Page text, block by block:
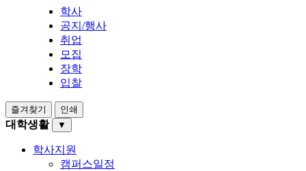
학사
공지/행사
취업
모집
장학
입찰
즐겨찾기 인쇄
대학생활 ▼
학사지원
캠퍼스일정